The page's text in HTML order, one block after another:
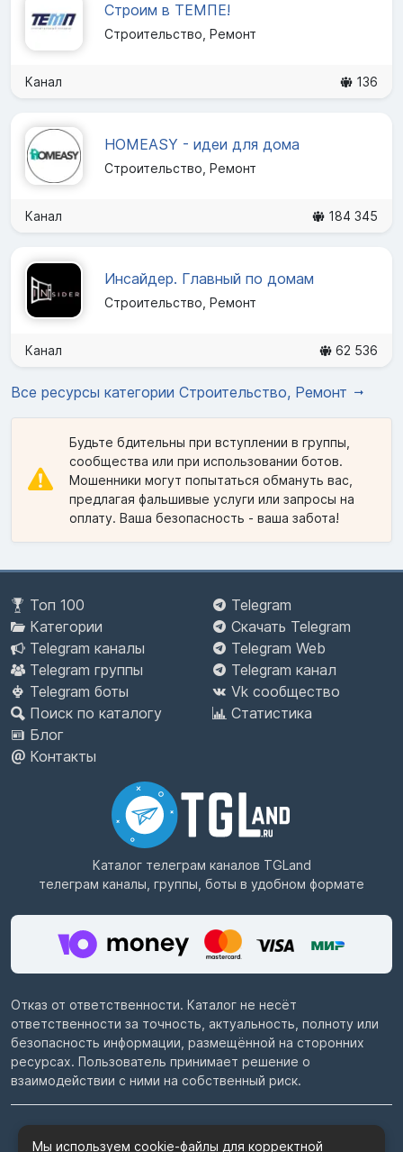
Строим в ТЕМПЕ!
Строительство, Ремонт
Канал 136
HOMEASY - идеи для дома
Строительство, Ремонт
Канал 184 345
Инсайдер. Главный по домам
Строительство, Ремонт
Канал 62 536
Все ресурсы категории Строительство, Ремонт
Будьте бдительны при вступлении в группы,
сообщества или при использовании ботов.
Мошенники могут попытаться обмануть вас,
предлагая фальшивые услуги или запросы на
оплату. Ваша безопасность - ваша забота!
Топ 100
Категории
Telegram каналы
Telegram группы
Telegram боты
Поиск по каталогу
Блог
Контакты
Telegram
Скачать Telegram
Telegram Web
Telegram канал
Vk сообщество
Статистика
Каталог телеграм каналов TGLand
телеграм каналы, группы, боты в удобном формате
Отказ от ответственности. Каталог не несёт
ответственности за точность, актуальность, полноту или
безопасность информации, размещённой на сторонних
ресурсах. Пользователь принимает решение о
взаимодействии с ними на собственный риск.
Мы используем cookie-файлы для корректной